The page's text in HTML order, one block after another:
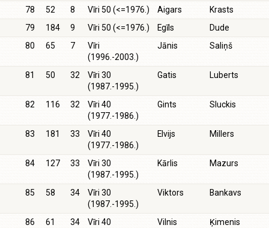
78
52 8 Vīri 50 (<=1976.) Aigars
Krasts
79
184 9 Vīri 50 (<=1976.) Egīls
Dude
80
65 7
Vīri
(1996.-2003.)
Jānis Saliņš
81 50 32
Vīri 30
(1987.-1995.)
Gatis Luberts
82 116 32
Vīri 40
(1977.-1986.)
Gints Sluckis
83 181 33
Vīri 40
(1977.-1986.)
Elvijs Millers
84 127 33
Vīri 30
(1987.-1995.)
Kārlis Mazurs
85 58 34
Vīri 30
(1987.-1995.)
Viktors Bankavs
86 61 34
Vīri 40
Vilnis Ķimenis